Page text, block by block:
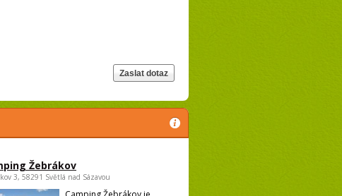
Žebrákov
3, 58291 Světlá nad Sázavou